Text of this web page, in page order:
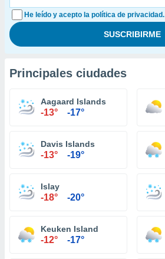
He leído y acepto la política de privacidad.
Principales ciudades
Aagaard Islands
-13° -17°
Davis Islands
-13° -19°
Islay
-18° -20°
Keuken Island
-12° -17°